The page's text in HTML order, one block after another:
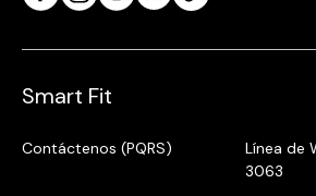
Smart Fit
Contáctenos (PQRS)
Línea de
3063